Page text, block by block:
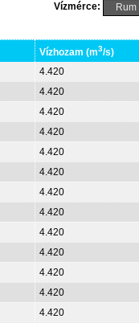
Vízmérce:
Vízhozam (m3/s)
4.420
4.420
4.420
4.420
4.420
4.420
4.420
4.420
4.420
4.420
4.420
4.420
4.420